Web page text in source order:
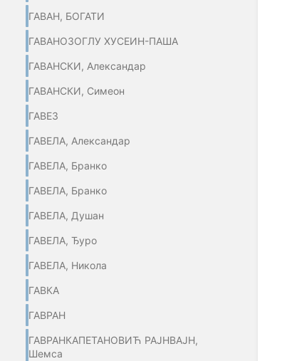
ГАВАН, БОГАТИ
ГАВАНОЗОГЛУ ХУСЕИН-ПАША
ГАВАНСКИ, Александар
ГАВАНСКИ, Симеон
ГАВЕЗ
ГАВЕЛА, Александар
ГАВЕЛА, Бранко
ГАВЕЛА, Бранко
ГАВЕЛА, Душан
ГАВЕЛА, Ђуро
ГАВЕЛА, Никола
ГАВКА
ГАВРАН
ГАВРАНКАПЕТАНОВИЋ РАЈНВАЈН,
Шемса